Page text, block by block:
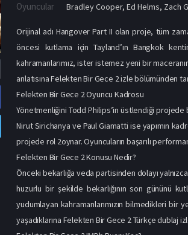
Oyuncular Bradley Cooper,Ed Helms, Zach
Orijinal adı Hangover Part II olan proje, tüm
öncesi kutlama için Tayland’ın Bangkok
kahramanlarımız, ister istemez yeni bir
anlatısına Felekten Bir Gece 2 izle bölümünden
Felekten Bir Gece 2 Oyuncu Kadrosu
Yönetmenliğini Todd Philips’in üstlendiği
Nirut Sirichanya ve Paul Giamatti ise yapımın
projede rol 2oynar. Oyuncuların başarılı
Felekten Bir Gece 2 Konusu Nedir?
Önceki bekarlığa veda partisinden dolayı
huzurlu bir şekilde bekarlığının son gününü
yudumlayan kahramanlarımızın bilmedikleri bir
yaşadıklarına Felekten Bir Gece 2 Türkçe dublaj